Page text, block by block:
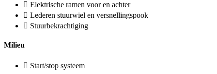
Elektrische ramen voor en achter
Lederen stuurwiel en versnellingspook
Stuurbekrachtiging
Milieu
Start/stop systeem